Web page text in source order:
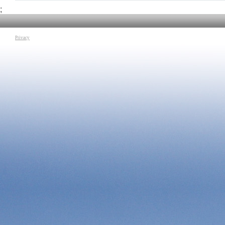
;
Privacy